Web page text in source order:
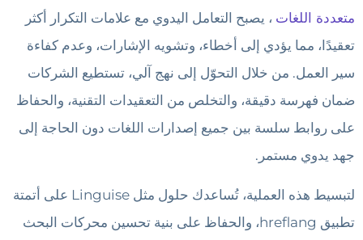
متعددة اللغات ، يصبح التعامل اليدوي مع علامات التكرار أكثر
تعقيدًا، مما يؤدي إلى أخطاء، وتشويه الإشارات، وعدم كفاءة
سير العمل. من خلال التحوّل إلى نهج آلي، تستطيع الشركات
ضمان فهرسة دقيقة، والتخلص من التعقيدات التقنية، والحفاظ
على روابط سلسة بين جميع إصدارات اللغات دون الحاجة إلى
جهد يدوي مستمر.
لتبسيط هذه العملية، تُساعدك حلول مثل Linguise على أتمتة
تطبيق hreflang، والحفاظ على بنية تحسين محركات البحث